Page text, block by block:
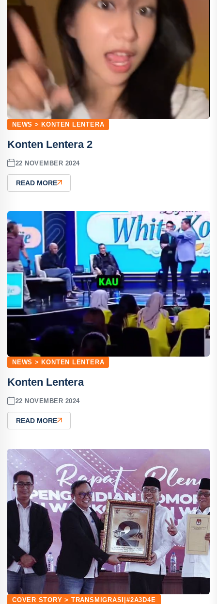
NEWS > KONTEN LENTERA
Konten Lentera 2
22 NOVEMBER 2024
READ MORE
NEWS > KONTEN LENTERA
Konten Lentera
22 NOVEMBER 2024
READ MORE
COVER STORY > TRANSMIGRASI|#2A3D4E